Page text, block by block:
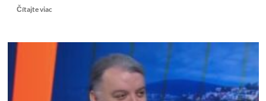
Čítajte viacRead
Ilúzia
NATO:
Ostali
len
trápne
a